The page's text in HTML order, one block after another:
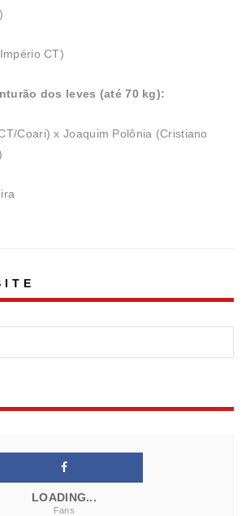
CT)
dos leves (até 70 kg):
Coari) x Joaquim Polônia (Cristiano
LOADING...
Fans